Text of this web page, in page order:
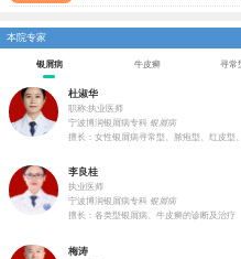
本院专家
银屑病 牛皮癣 寻常
杜淑华
职称:执业医师
宁波博润银屑病专科 银屑病
擅长：女性银屑病寻常型、脓疱型、红皮型
李良桂
执业医师
宁波博润银屑病专科 银屑病
擅长：各类型银屑病、牛皮癣的诊断及治疗
梅涛